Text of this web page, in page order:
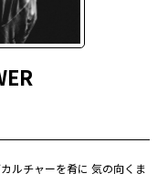
ルチャーを肴に 気の向くま